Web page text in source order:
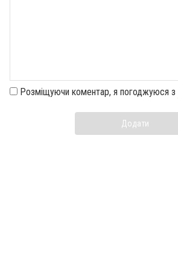
Розміщуючи коментар, я погоджуюся з
Додати